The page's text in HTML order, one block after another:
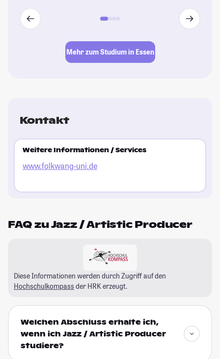
Mehr zum Studium in Essen
Kontakt
Weitere Informationen / Services
www.folkwang-uni.de
FAQ zu Jazz / Artistic Producer
Diese Informationen werden durch Zugriff auf den
Hochschulkompass der HRK erzeugt.
Welchen Abschluss erhalte ich,
wenn ich Jazz / Artistic Producer
studiere?